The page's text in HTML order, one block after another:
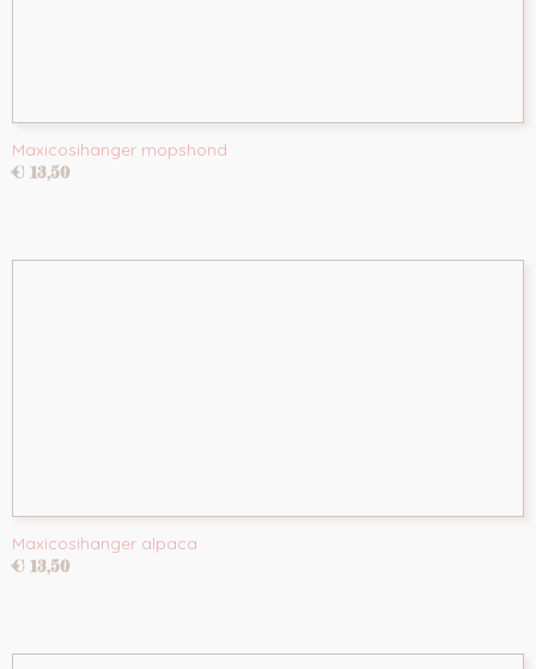
Maxicosihanger mopshond
€ 13,50
Maxicosihanger alpaca
€ 13,50